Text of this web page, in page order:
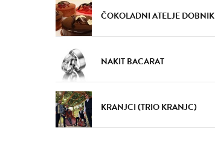
ČOKOLADNI ATELJE DOBNIK
NAKIT BACARAT
KRANJCI (TRIO KRANJC)